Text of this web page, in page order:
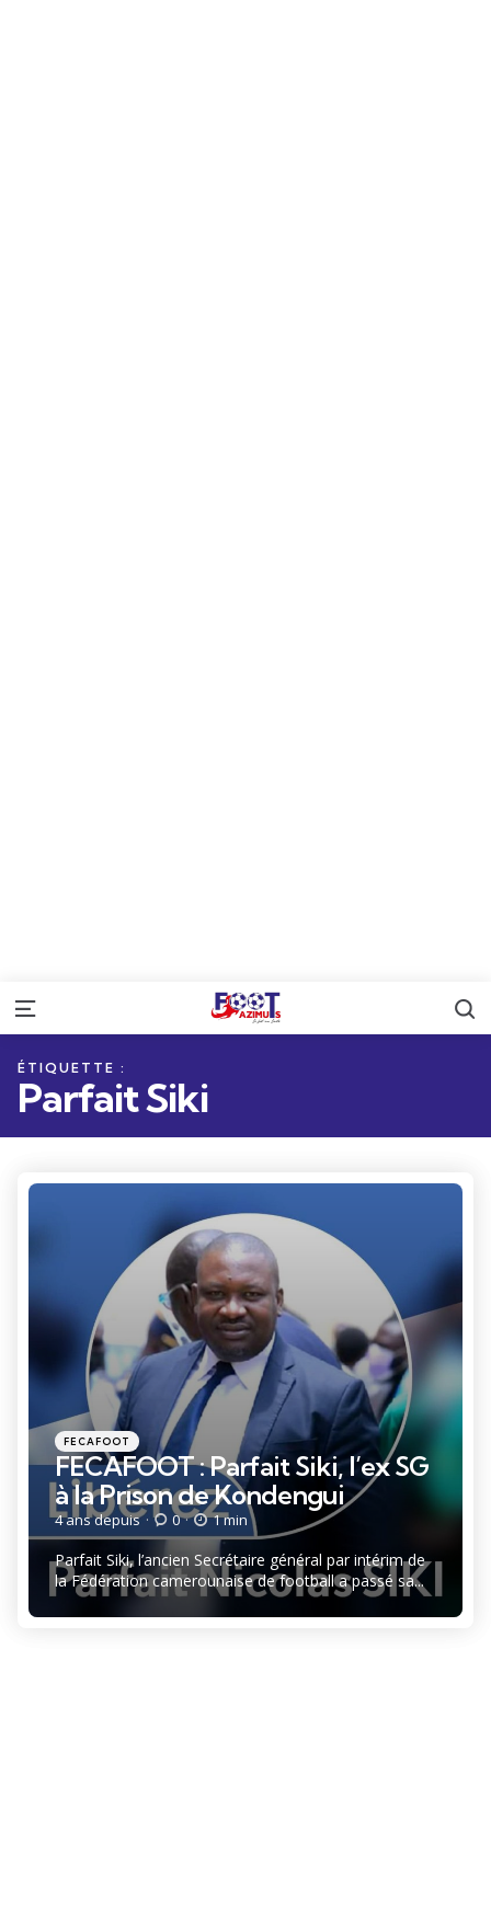
Menu
ÉTIQUETTE :
Parfait Siki
Catégories
Posté
dans
FECAFOOT
FECAFOOT : Parfait Siki, l’ex SG
à la Prison de Kondengui
4 ans depuis 0 1 min
Parfait Siki, l’ancien Secrétaire général par intérim de
la Fédération camerounaise de football a passé sa...